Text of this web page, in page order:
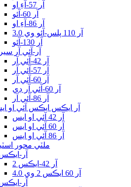
آر 57-آءِ او
آر 60-آئو
آر 86-آءِ او
آر 110 پلس-آئو وي 3.0
آر 130-آئو
آر-آئي آر
آر 42-آئي آر
آر 57-آئي آر
آر 60-آئي آر
آر 60-آئي آر ڊي
آر 86-آئي آر
آر ايڪس ايڪس آئي او
آر 42 آئي او ايس
آر 60 آئي او ايس
آر 86 آئي او ايس
ملٽي محور
آر-ايڪس
آر 42-ايڪس 2
آر 60 ايڪس 2 وي 4.0
آر-ايڪس